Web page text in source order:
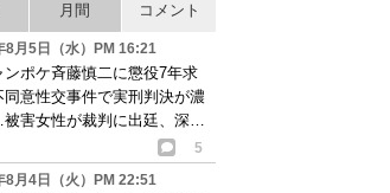
月間 コメント
8月5日（水）PM 16:21
ンポケ斉藤慎二に懲役7年求
同意性交事件で実刑判決が濃
害女性が裁判に出廷、深刻
5
8月4日（火）PM 22:51